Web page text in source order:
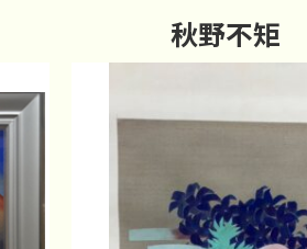
秋野不矩